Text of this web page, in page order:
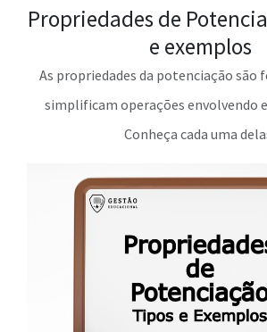
Propriedades de
e exemplos
As propriedades da potenciação são
simplificam operações envolvendo
Conheça cada uma